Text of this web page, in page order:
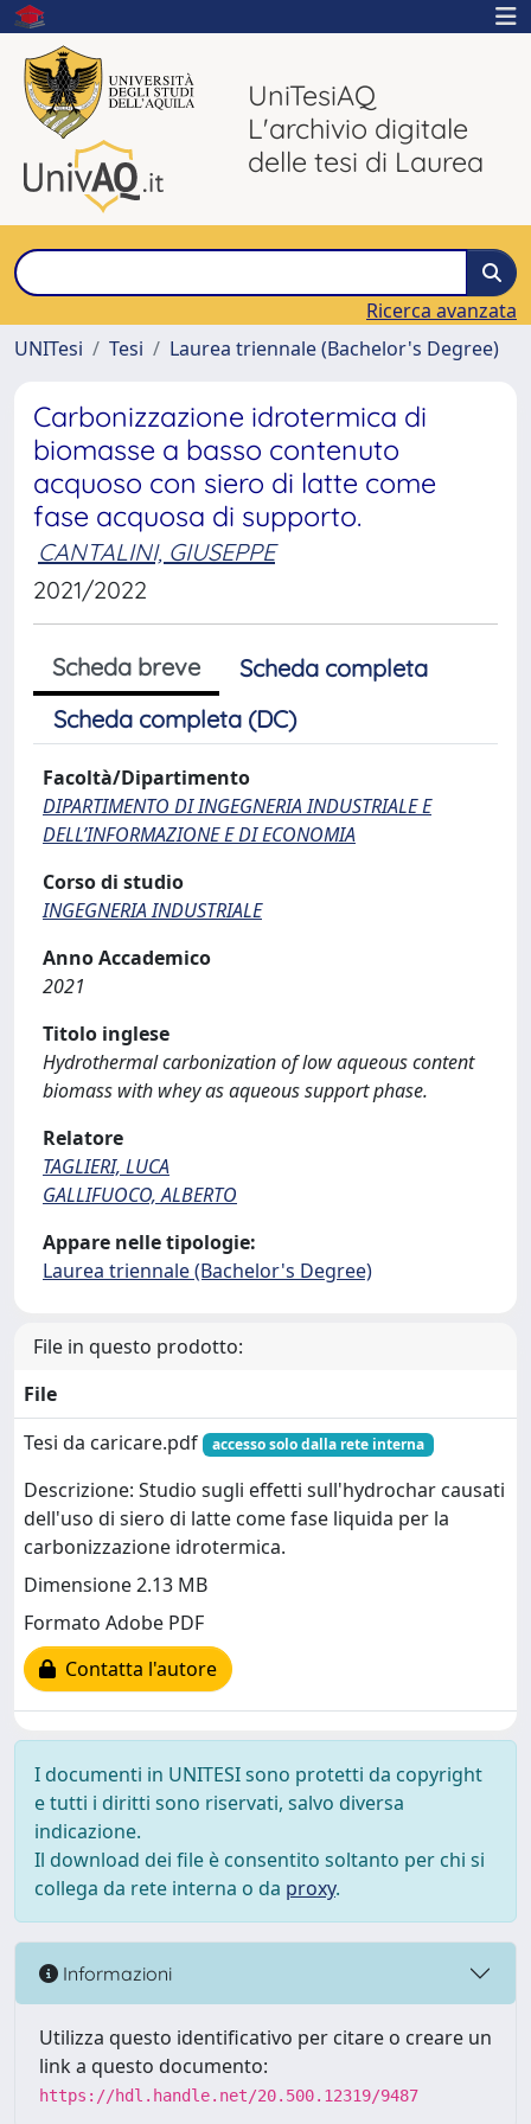
UniTesiAQ
L'archivio digitale
delle tesi di Laurea
Ricerca avanzata
UNITesi
Tesi Laurea triennale (Bachelor's Degree)
Carbonizzazione idrotermica di
biomasse a basso contenuto
acquoso con siero di latte come
fase acquosa di supporto.
CANTALINI, GIUSEPPE
2021/2022
Scheda breve
Scheda completa
Scheda completa (DC)
Facoltà/Dipartimento
DIPARTIMENTO DI INGEGNERIA INDUSTRIALE E
DELL’INFORMAZIONE E DI ECONOMIA
Corso di studio
INGEGNERIA INDUSTRIALE
Anno Accademico
2021
Titolo inglese
Hydrothermal carbonization of low aqueous content
biomass with whey as aqueous support phase.
Relatore
TAGLIERI, LUCA
GALLIFUOCO, ALBERTO
Appare nelle tipologie:
Laurea triennale (Bachelor's Degree)
File in questo prodotto:
File
Tesi da caricare.pdf
accesso solo dalla rete interna
Descrizione: Studio sugli effetti sull'hydrochar causati
dell'uso di siero di latte come fase liquida per la
carbonizzazione idrotermica.
Dimensione 2.13 MB
Formato Adobe PDF
Contatta l'autore
I documenti in UNITESI sono protetti da copyright
e tutti i diritti sono riservati, salvo diversa
indicazione.
Il download dei file è consentito soltanto per chi si
collega da rete interna o da proxy.
Informazioni
Utilizza questo identificativo per citare o creare un
link a questo documento:
https://hdl.handle.net/20.500.12319/9487